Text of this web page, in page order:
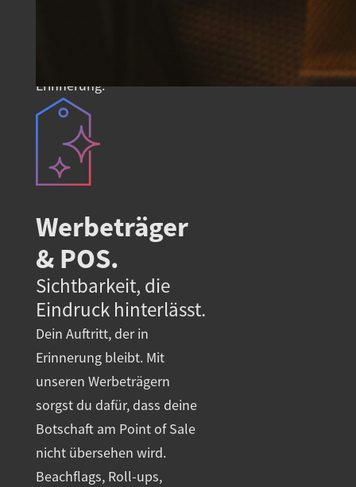
Erinnerung.
Werbeträger
& POS.
Sichtbarkeit, die
Eindruck hinterlässt.
Dein Auftritt, der in
Erinnerung bleibt. Mit
unseren Werbeträgern
sorgst du dafür, dass deine
Botschaft am Point of Sale
nicht übersehen wird.
Beachflags, Roll-ups,